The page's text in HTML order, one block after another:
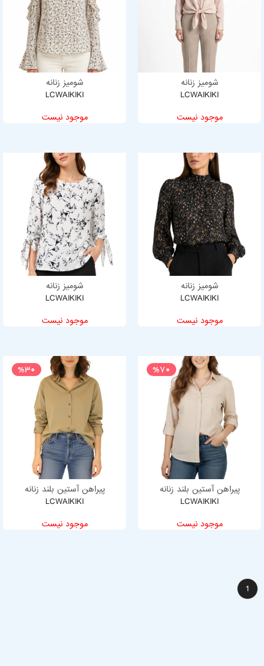
شومیز زنانه
LCWAIKIKI
موجود نیست
شومیز زنانه
LCWAIKIKI
موجود نیست
شومیز زنانه
LCWAIKIKI
موجود نیست
شومیز زنانه
LCWAIKIKI
موجود نیست
%70
پیراهن آستین بلند زنانه
LCWAIKIKI
موجود نیست
%30
پیراهن آستین بلند زنانه
LCWAIKIKI
موجود نیست
1